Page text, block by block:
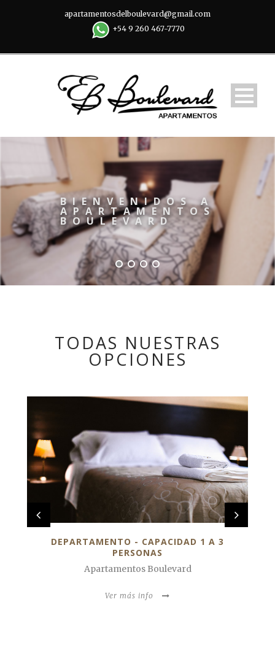
apartamentosdelboulevard@gmail.com
+54 9 260 467-7770
TODAS NUESTRAS
OPCIONES
DEPARTAMENTO - CAPACIDAD 4 PERSONAS
Apartamentos Boulevard